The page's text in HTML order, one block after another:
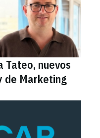
Tateo, nuevos
de Marketing